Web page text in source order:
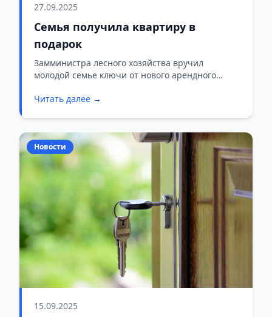
27.09.2025
Семья получила квартиру в
подарок
Замминистра лесного хозяйства вручил
молодой семье ключи от нового арендного
Читать далее →
Новости
15.09.2025